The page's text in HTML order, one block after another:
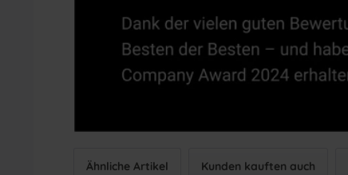
Ähnliche Artikel Kunden kauften auch